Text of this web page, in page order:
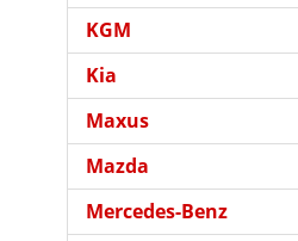
KGM
Kia
Maxus
Mazda
Mercedes-Benz